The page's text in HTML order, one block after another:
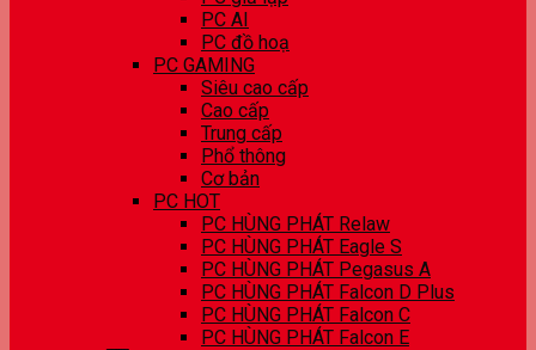
PC AI
PC đồ hoạ
PC GAMING
Siêu cao cấp
Cao cấp
Trung cấp
Phổ thông
Cơ bản
PC HOT
PC HÙNG PHÁT Relaw
PC HÙNG PHÁT Eagle S
PC HÙNG PHÁT Pegasus A
PC HÙNG PHÁT Falcon D Plus
PC HÙNG PHÁT Falcon C
PC HÙNG PHÁT Falcon E